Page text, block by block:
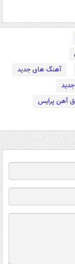
آهنگ های جدید
آهن پرایس